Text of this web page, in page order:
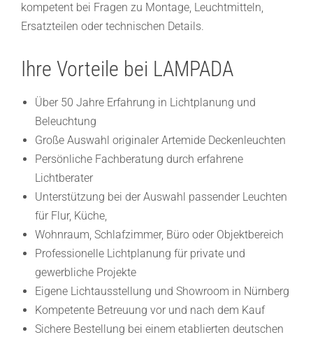
kompetent bei Fragen zu Montage, Leuchtmitteln,
Ersatzteilen oder technischen Details.
Ihre Vorteile bei LAMPADA
Über 50 Jahre Erfahrung in Lichtplanung und
Beleuchtung
Große Auswahl originaler Artemide Deckenleuchten
Persönliche Fachberatung durch erfahrene
Lichtberater
Unterstützung bei der Auswahl passender Leuchten
für Flur, Küche,
Wohnraum, Schlafzimmer, Büro oder Objektbereich
Professionelle Lichtplanung für private und
gewerbliche Projekte
Eigene Lichtausstellung und Showroom in Nürnberg
Kompetente Betreuung vor und nach dem Kauf
Sichere Bestellung bei einem etablierten deutschen